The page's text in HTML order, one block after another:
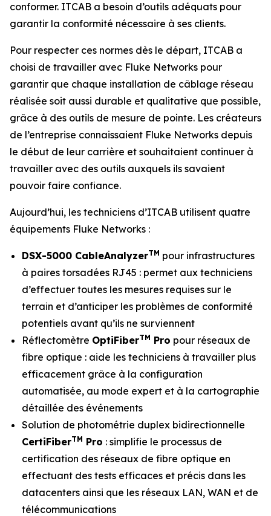
conformer. ITCAB a besoin d’outils adéquats pour
garantir la conformité nécessaire à ses clients.
Pour respecter ces normes dès le départ, ITCAB a
choisi de travailler avec Fluke Networks pour
garantir que chaque installation de câblage réseau
réalisée soit aussi durable et qualitative que possible,
grâce à des outils de mesure de pointe. Les créateurs
de l’entreprise connaissaient Fluke Networks depuis
le début de leur carrière et souhaitaient continuer à
travailler avec des outils auxquels ils savaient
pouvoir faire confiance.
Aujourd’hui, les techniciens d’ITCAB utilisent quatre
équipements Fluke Networks :
DSX-5000 CableAnalyzerTM pour infrastructures
à paires torsadées RJ45 : permet aux techniciens
d’effectuer toutes les mesures requises sur le
terrain et d’anticiper les problèmes de conformité
potentiels avant qu’ils ne surviennent
Réflectomètre OptiFiberTM Pro pour réseaux de
fibre optique : aide les techniciens à travailler plus
efficacement grâce à la configuration
automatisée, au mode expert et à la cartographie
détaillée des événements
Solution de photométrie duplex bidirectionnelle
CertiFiberTM Pro : simplifie le processus de
certification des réseaux de fibre optique en
effectuant des tests efficaces et précis dans les
datacenters ainsi que les réseaux LAN, WAN et de
télécommunications